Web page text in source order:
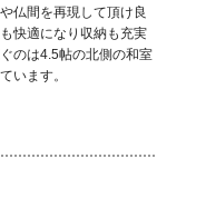
仏間を再現して頂け良
快適になり収納も充実
のは4.5帖の北側の和室
います。